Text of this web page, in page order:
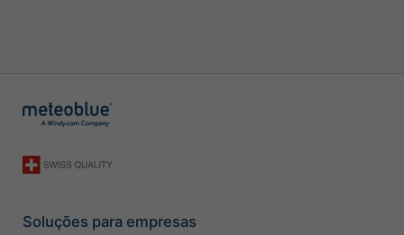
Soluções para empresas